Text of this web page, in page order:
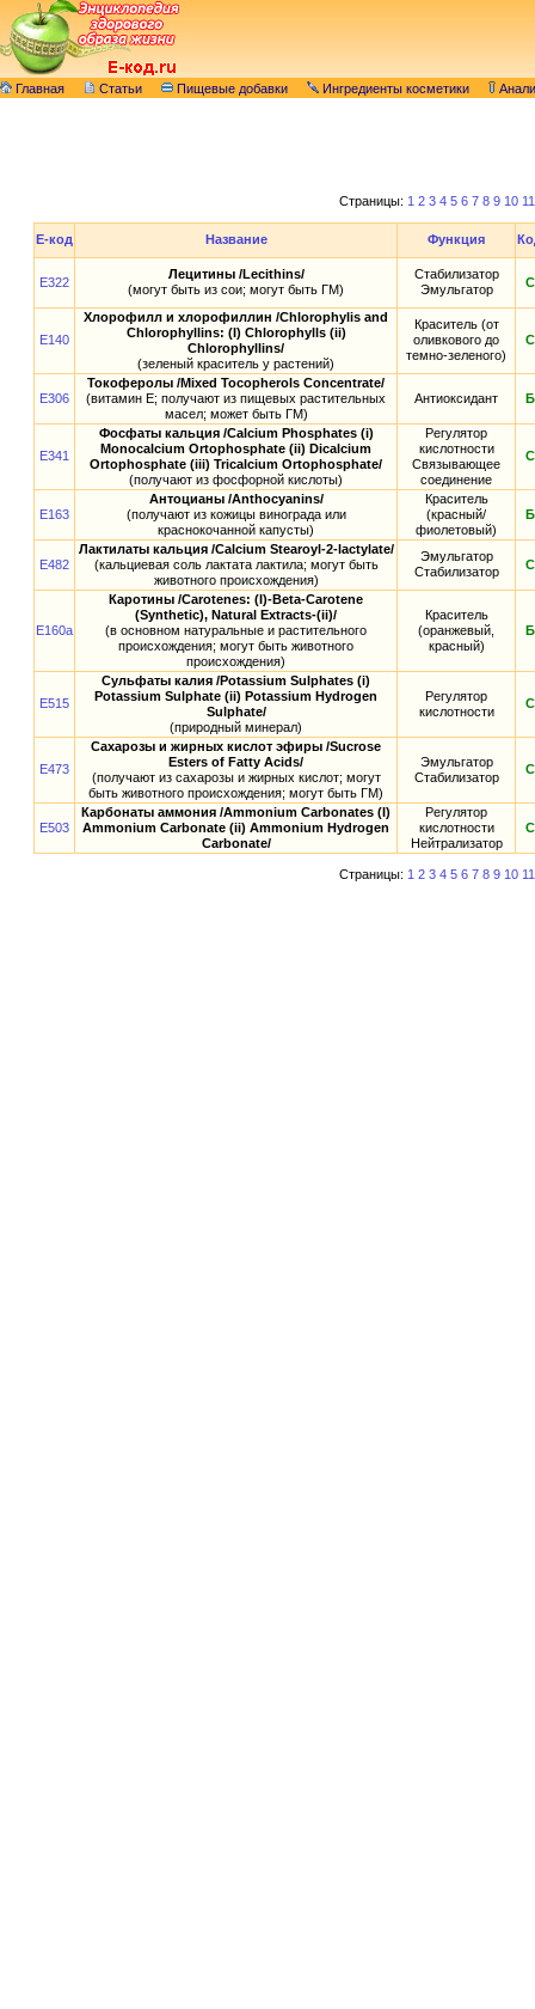
Главная Статьи Пищевые добавки Ингредиенты косметики
Страницы: 1 2 3 4 5 6 7 8 9 10 11
E-код Название Функция
E322
Лецитины /Lecithins/
(могут быть из сои; могут быть ГМ)
Стабилизатор
Эмульгатор
С
E140
Хлорофилл и хлорофиллин /Chlorophylis and
Chlorophyllins: (I) Chlorophylls (ii)
Chlorophyllins/
(зеленый краситель у растений)
Краситель (от
оливкового до
темно-зеленого)
С
E306
Токоферолы /Mixed Tocopherols Concentrate/
(витамин E; получают из пищевых растительных
масел; может быть ГМ)
Антиоксидант Б
E341
Фосфаты кальция /Calcium Phosphates (i)
Monocalcium Ortophosphate (ii) Dicalcium
Ortophosphate (iii) Tricalcium Ortophosphate/
(получают из фосфорной кислоты)
Регулятор
кислотности
Связывающее
соединение
С
E163
Антоцианы /Anthocyanins/
(получают из кожицы винограда или
краснокочанной капусты)
Краситель
(красный/
фиолетовый)
Б
E482
Лактилаты кальция /Calcium Stearoyl-2-lactylate/
(кальциевая соль лактата лактила; могут быть
животного происхождения)
Эмульгатор
Стабилизатор
С
E160a
Каротины /Carotenes: (I)-Beta-Carotene
(Synthetic), Natural Extracts-(ii)/
(в основном натуральные и растительного
происхождения; могут быть животного
происхождения)
Краситель
(оранжевый,
красный)
Б
E515
Сульфаты калия /Potassium Sulphates (i)
Potassium Sulphate (ii) Potassium Hydrogen
Sulphate/
(природный минерал)
Регулятор
кислотности
С
E473
Сахарозы и жирных кислот эфиры /Sucrose
Esters of Fatty Acids/
(получают из сахарозы и жирных кислот; могут
быть животного происхождения; могут быть ГМ)
Эмульгатор
Стабилизатор
С
E503
Карбонаты аммония /Ammonium Carbonates (I)
Ammonium Carbonate (ii) Ammonium Hydrogen
Carbonate/
Регулятор
кислотности
Нейтрализатор
С
Страницы: 1 2 3 4 5 6 7 8 9 10 11